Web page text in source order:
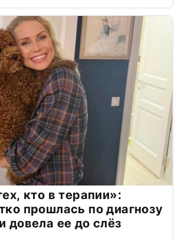
кто в терапии»:
прошлась по диагнозу
довела ее до слёз